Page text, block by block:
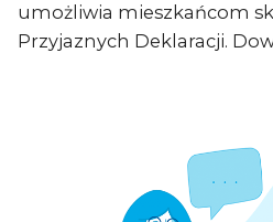
umożliwia mieszkańcom
Przyjaznych Deklaracji.